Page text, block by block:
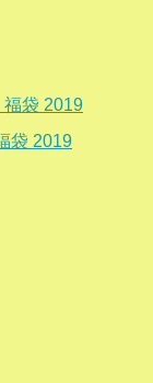
福袋 2019
袋 2019